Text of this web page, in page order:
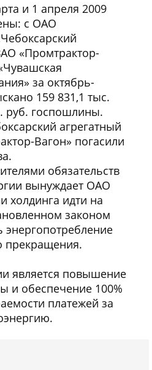
и 1 апреля 2009
с ОАО
«Промтрактор-
за октябрь-
159 831,1 тыс.
руб. госпошлины.
агрегатный
Вагон» погасили
обязательств
вынуждает ОАО
холдинга идти на
законом
энергопотребление
прекращения.
является повышение
и обеспечение 100%
платежей за